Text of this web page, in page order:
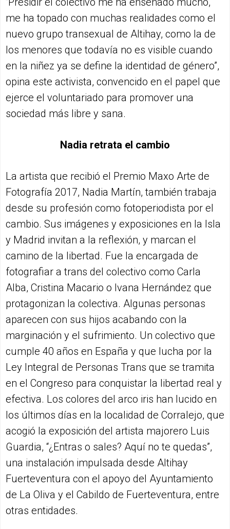
me ha topado con muchas realidades como el
nuevo grupo transexual de Altihay, como la de
los menores que todavía no es visible cuando
en la niñez ya se define la identidad de género”,
opina este activista, convencido en el papel que
ejerce el voluntariado para promover una
sociedad más libre y sana.
Nadia retrata el cambio
La artista que recibió el Premio Maxo Arte de
Fotografía 2017, Nadia Martín, también trabaja
desde su profesión como fotoperiodista por el
cambio. Sus imágenes y exposiciones en la Isla
y Madrid invitan a la reflexión, y marcan el
camino de la libertad. Fue la encargada de
fotografiar a trans del colectivo como Carla
Alba, Cristina Macario o Ivana Hernández que
protagonizan la colectiva. Algunas personas
aparecen con sus hijos acabando con la
marginación y el sufrimiento. Un colectivo que
cumple 40 años en España y que lucha por la
Ley Integral de Personas Trans que se tramita
en el Congreso para conquistar la libertad real y
efectiva. Los colores del arco iris han lucido en
los últimos días en la localidad de Corralejo, que
acogió la exposición del artista majorero Luis
Guardia, “¿Entras o sales? Aquí no te quedas”,
una instalación impulsada desde Altihay
Fuerteventura con el apoyo del Ayuntamiento
de La Oliva y el Cabildo de Fuerteventura, entre
otras entidades.